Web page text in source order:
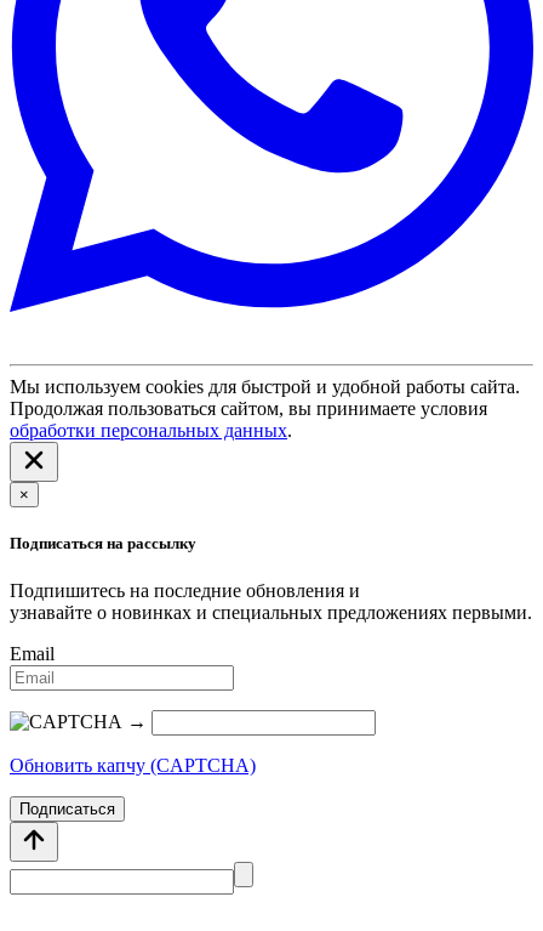
Мы используем cookies для быстрой и удобной работы сайта.
Продолжая пользоваться сайтом, вы принимаете условия
обработки персональных данных.
×
Подписаться на рассылку
Подпишитесь на последние обновления и
узнавайте о новинках и специальных предложениях первыми.
Email
→
Обновить капчу (CAPTCHA)
Подписаться